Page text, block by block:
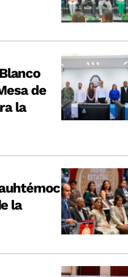
de
la
la